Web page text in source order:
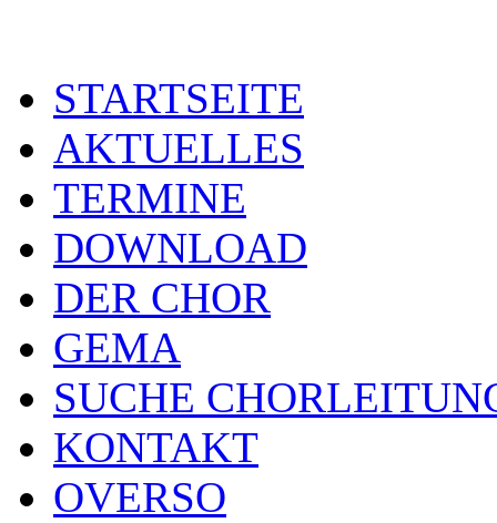
STARTSEITE
AKTUELLES
TERMINE
DOWNLOAD
DER CHOR
GEMA
SUCHE
KONTAKT
OVERSO